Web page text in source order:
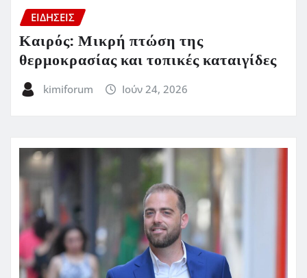
ΕΙΔΗΣΕΙΣ
Καιρός: Μικρή πτώση της
θερμοκρασίας και τοπικές καταιγίδες
kimiforum Ιούν 24, 2026